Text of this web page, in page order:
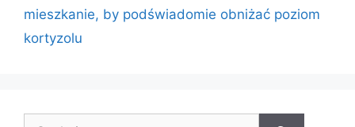
mieszkanie, by podświadomie obniżać poziom
kortyzolu
Szukaj: